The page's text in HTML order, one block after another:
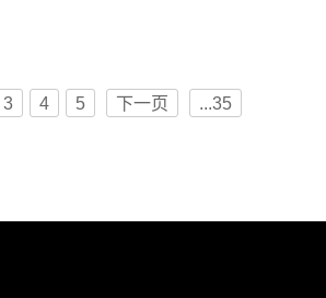
3 4 5 下一页 ...35